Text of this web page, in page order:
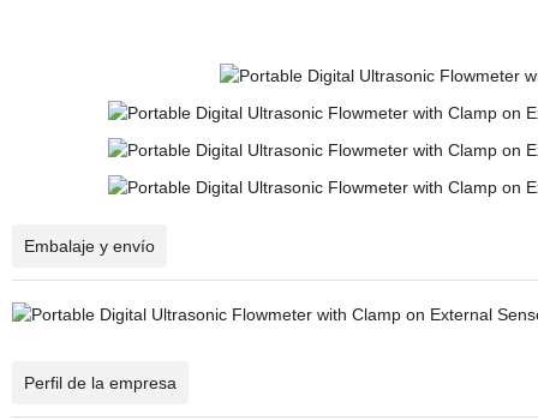
Embalaje y envío
Perfil de la empresa